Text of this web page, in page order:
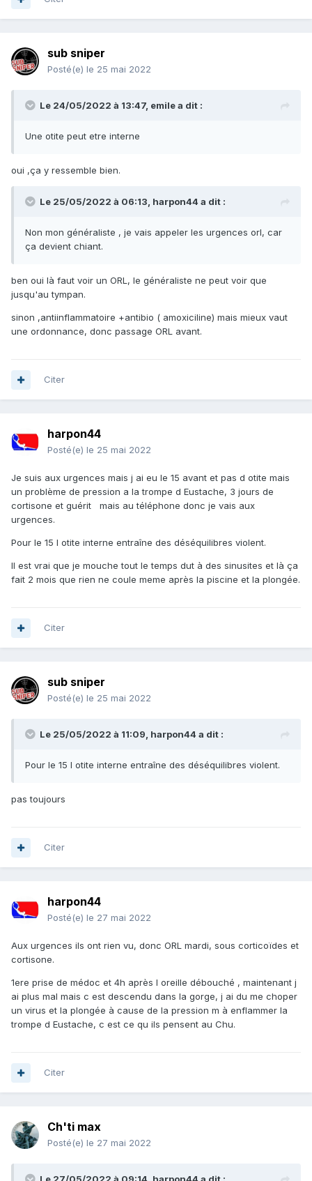
sub sniper
Posté(e) le 25 mai 2022
Le 24/05/2022 à 13:47, emilea dit :
Une otite peut etre interne
oui ,ça y ressemble bien.
Le 25/05/2022 à 06:13, harpon44 a dit :
Non mon généraliste , je vais appeler les urgences orl, car
ça devient chiant.
ben oui là faut voir un ORL, le généraliste ne peut voir que
jusqu'au tympan.
sinon ,antiinflammatoire +antibio ( amoxiciline) mais mieux vaut
une ordonnance, donc passage ORL avant.
Citer
harpon44
Posté(e) le 25 mai 2022
Je suis aux urgences mais j ai eu le 15 avant et pas d otite mais
un problème de pression a la trompe d Eustache, 3 jours de
cortisone et guérit mais au téléphone donc je vais aux
urgences.
Pour le 15 l otite interne entraîne des déséquilibres violent.
Il est vrai que je mouche tout le temps dut à des sinusites et là ça
fait 2 mois que rien ne coule meme après la piscine et la plongée.
Citer
sub sniper
Posté(e) le 25 mai 2022
Le 25/05/2022 à 11:09, harpon44 a dit :
Pour le 15 l otite interne entraîne des déséquilibres violent.
pas toujours
Citer
harpon44
Posté(e) le 27 mai 2022
Aux urgences ils ont rien vu, donc ORL mardi, sous corticoïdes et
cortisone.
1ere prise de médoc et 4h après l oreille débouché , maintenant j
ai plus mal mais c est descendu dans la gorge, j ai du me choper
un virus et la plongée à cause de la pression m à enflammer la
trompe d Eustache, c est ce qu ils pensent au Chu.
Citer
Ch'ti max
Posté(e) le 27 mai 2022